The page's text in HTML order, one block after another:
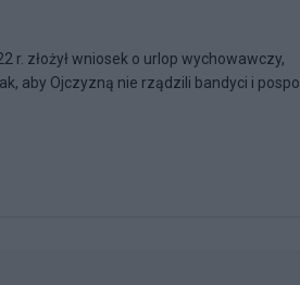
r. złożył wniosek o urlop wychowawczy,
aby Ojczyzną nie rządzili bandyci i